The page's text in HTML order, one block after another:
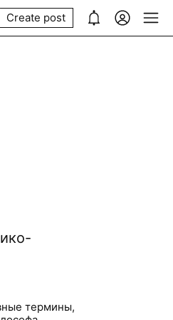
Create post
термины,